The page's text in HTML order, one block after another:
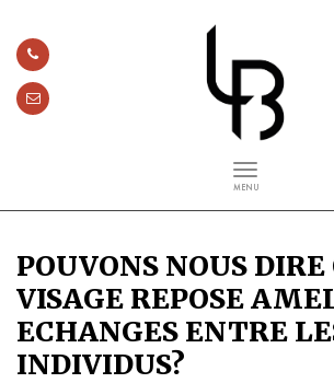
MENU
POUVONS NOUS DIRE
VISAGE REPOSE
ECHANGES ENTRE
INDIVIDUS?